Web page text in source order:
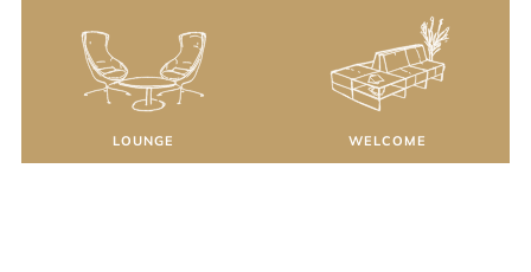
LOUNGE WELCOME